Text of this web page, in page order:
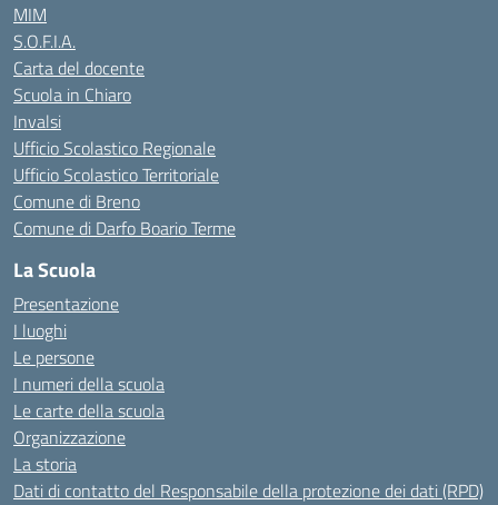
MIM
S.O.F.I.A.
Carta del docente
Scuola in Chiaro
Invalsi
Ufficio Scolastico Regionale
Ufficio Scolastico Territoriale
Comune di Breno
Comune di Darfo Boario Terme
La Scuola
Presentazione
I luoghi
Le persone
I numeri della scuola
Le carte della scuola
Organizzazione
La storia
Dati di contatto del Responsabile della protezione dei dati (RPD)